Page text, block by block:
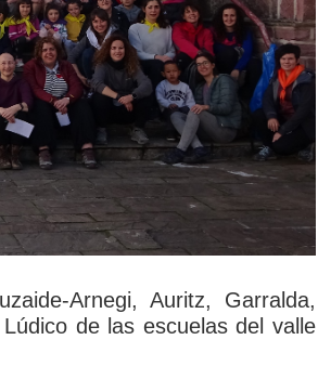
Arnegi, Auritz, Garralda,
de las escuelas del valle